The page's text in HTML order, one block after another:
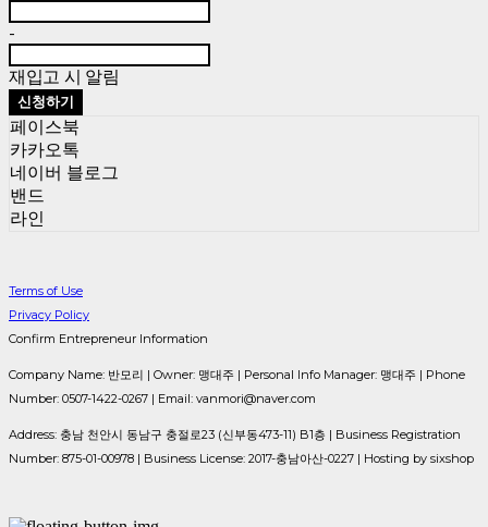
-
재입고 시 알림
신청하기
페이스북
카카오톡
네이버 블로그
밴드
라인
Terms of Use
Privacy Policy
Confirm Entrepreneur Information
Company Name: 반모리 | Owner: 맹대주 | Personal Info Manager: 맹대주 | Phone
Number: 0507-1422-0267 | Email: vanmori@naver.com
Address: 충남 천안시 동남구 충절로23 (신부동473-11) B1층 | Business Registration
Number: 875-01-00978 | Business License: 2017-충남아산-0227 | Hosting by sixshop